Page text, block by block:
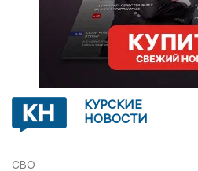
КУРСКИЕ
НОВОСТИ
СВО